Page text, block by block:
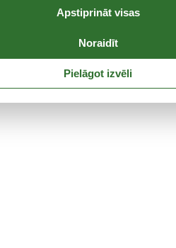
Apstiprināt visas
Noraidīt
Pielāgot izvēli